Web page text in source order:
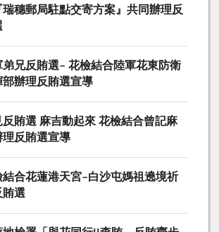
瑞穗郵局駐點交寄方案』共同辦理反
弟兄反賄選– 花檢結合陸軍花東防衛
部辦理反賄選宣導
反賄選 麻吉動起來 花檢結合曾記麻
理反賄選宣導
結合花蓮港天宮–白沙屯媽祖遶境祈
賄選